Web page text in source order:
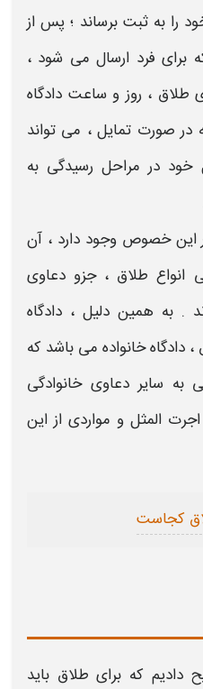
را به ثبت برساند ؛ پس از
برای فرد ارسال می شود ،
طلاق ، روز و ساعت دادگاه
صورت تمایل ، می تواند
در مراحل رسیدگی به
این خصوص وجود دارد ، آن
انواع طلاق ، جزو دعاوی
به همین دلیل ، دادگاه
، دادگاه خانواده می باشد که
به سایر دعاوی خانوادگی
المثل و مواردی از این
کجاست
دادیم که برای طلاق باید